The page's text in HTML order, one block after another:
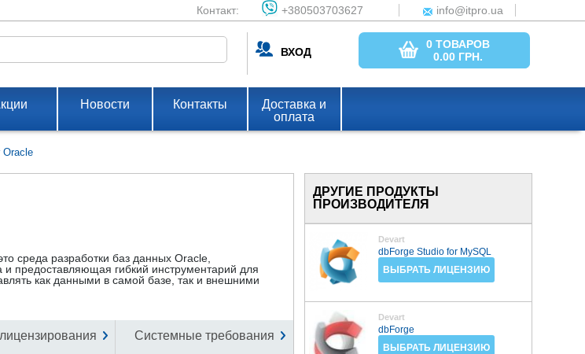
Контакт: +380503703627 info@itpro.ua
ВХОД
0 ТОВАРОВ
0.00 ГРН.
Новости Контакты
Доставка и
оплата
Oracle
среда разработки баз данных Oracle,
предоставляющая гибкий инструментарий для
как данными в самой базе, так и внешними
Системные требования
ДРУГИЕ ПРОДУКТЫ
ПРОИЗВОДИТЕЛЯ
Devart
dbForge Studio for MySQL
ВЫБРАТЬ ЛИЦЕНЗИЮ
Devart
dbForge
ВЫБРАТЬ ЛИЦЕНЗИЮ